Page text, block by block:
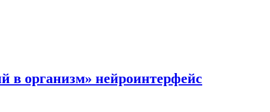
организм» нейроинтерфейс